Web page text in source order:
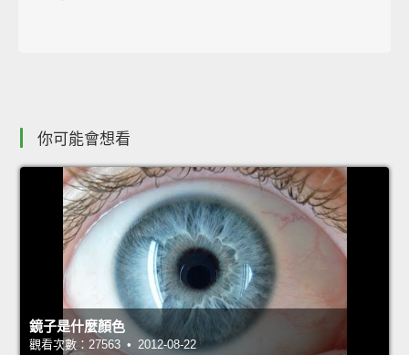
你可能會想看
鏡子是什麼顏色
觀看次數：27563 • 2012-08-22